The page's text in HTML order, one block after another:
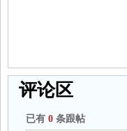
评论区
已有 0 条跟帖